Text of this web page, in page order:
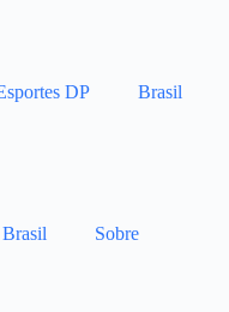
DP Brasil
Brasil Sobre